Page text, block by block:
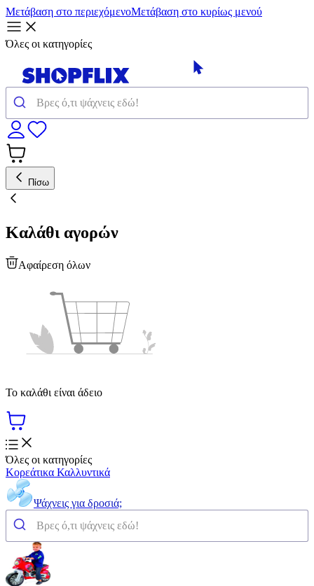
Μετάβαση στο περιεχόμενοΜετάβαση στο κυρίως μενού
Όλες οι κατηγορίες
Πίσω
Καλάθι αγορών
Αφαίρεση όλων
Το καλάθι είναι άδειο
Όλες οι κατηγορίες
Κορεάτικα Καλλυντικά
Ψάχνεις για δροσιά;